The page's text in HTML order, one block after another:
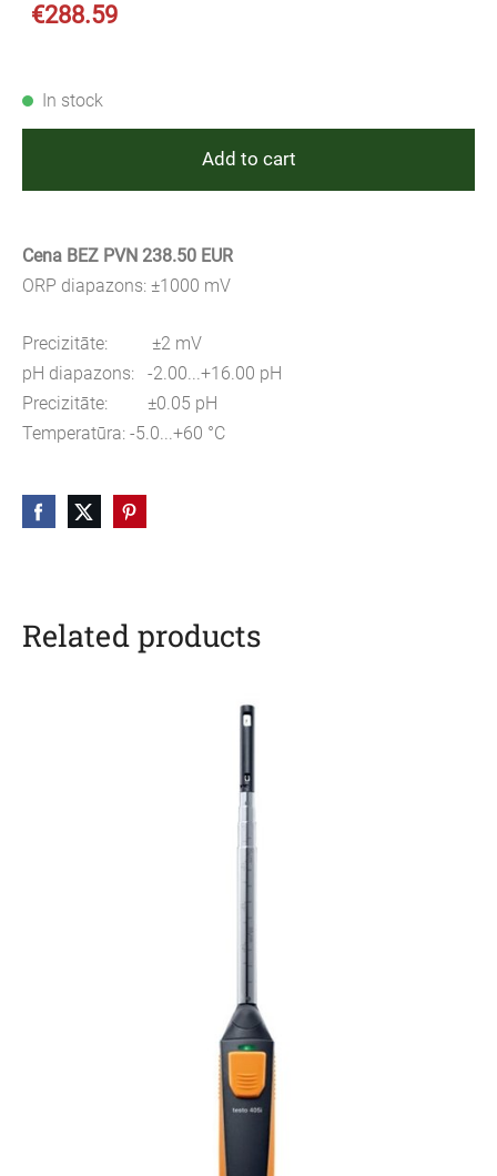
€288.59
In stock
Add to cart
Cena BEZ PVN 238.50 EUR
ORP diapazons: ±1000 mV
Precizitāte: ±2 mV
pH diapazons: -2.00...+16.00 pH
Precizitāte: ±0.05 pH
Temperatūra: -5.0...+60 °C
Related products